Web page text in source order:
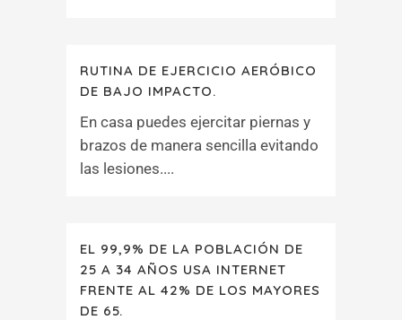
RUTINA DE EJERCICIO AERÓBICO
DE BAJO IMPACTO.
En casa puedes ejercitar piernas y
brazos de manera sencilla evitando
las lesiones....
EL 99,9% DE LA POBLACIÓN DE
25 A 34 AÑOS USA INTERNET
FRENTE AL 42% DE LOS MAYORES
DE 65.